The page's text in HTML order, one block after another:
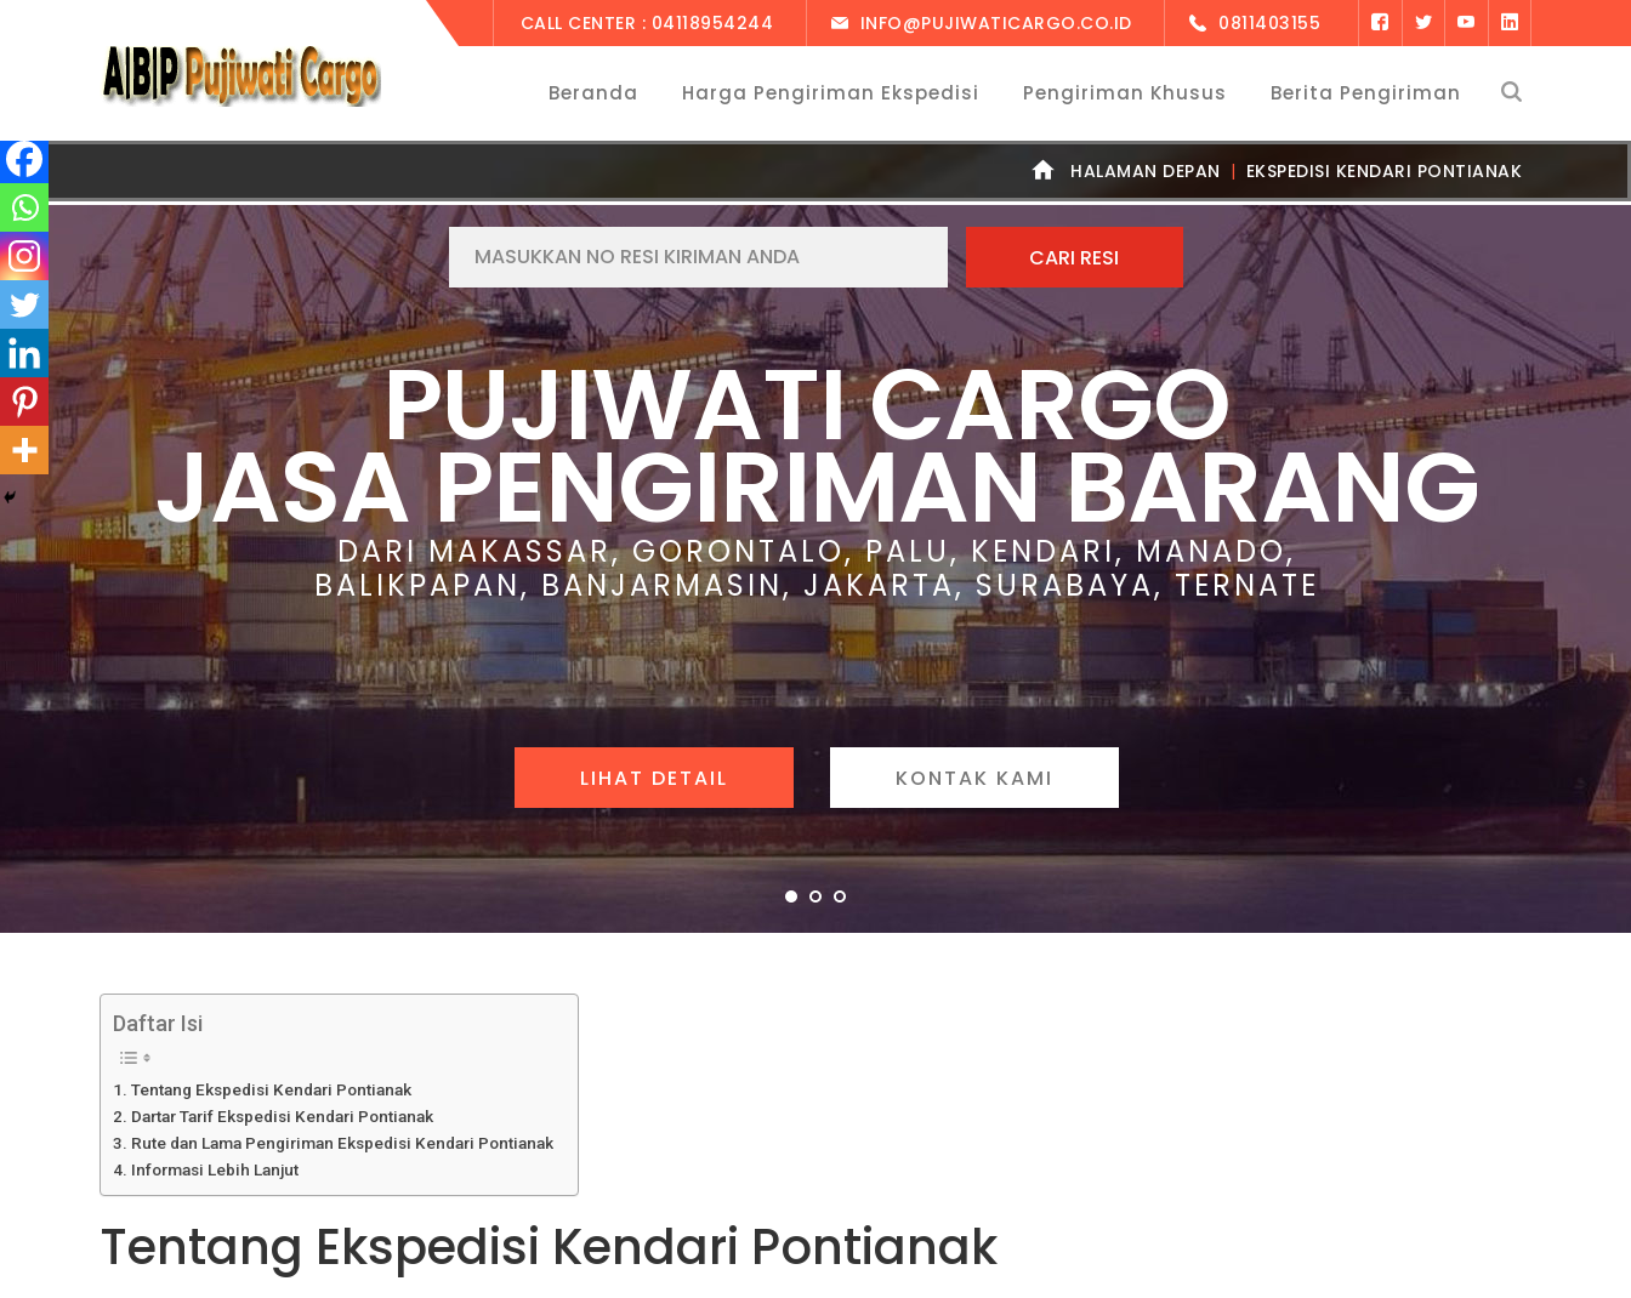
CALL CENTER : 04118954244 INFO@PUJIWATICARGO.CO.ID 0811403155
Beranda Harga Pengiriman Ekspedisi Pengiriman Khusus Berita Pengiriman
HALAMAN DEPAN EKSPEDISI KENDARI PONTIANAK
LIHAT DETAIL KONTAK KAMI
DARI MAKASSAR, GORONTALO, PALU, KENDARI, MANADO,
BALIKPAPAN, BANJARMASIN, JAKARTA, SURABAYA, TERNATE
PUJIWATI CARGO
JASA PENGIRIMAN BARANG
Daftar Isi
Tentang Ekspedisi Kendari Pontianak
Dartar Tarif Ekspedisi Kendari Pontianak
Rute dan Lama Pengiriman Ekspedisi Kendari Pontianak
Informasi Lebih Lanjut
Tentang Ekspedisi Kendari Pontianak